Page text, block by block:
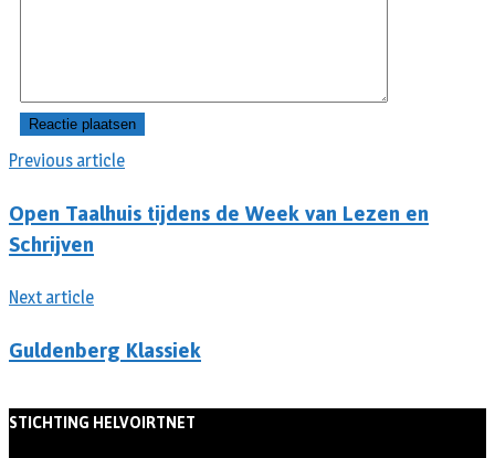
Previous article
Open Taalhuis tijdens de Week van Lezen en
Schrijven
Next article
Guldenberg Klassiek
STICHTING HELVOIRTNET